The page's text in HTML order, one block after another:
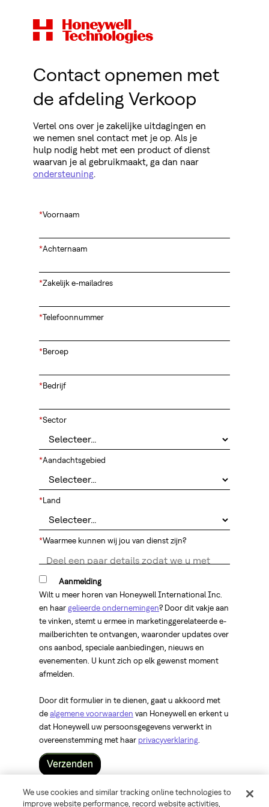
Contact opnemen met
de afdeling Verkoop
Vertel ons over je zakelijke uitdagingen en
we nemen snel contact met je op. Als je
hulp nodig hebt met een product of dienst
waarvan je al gebruikmaakt, ga dan naar
ondersteuning.
*Voornaam
*Achternaam
*Zakelijk e-mailadres
*Telefoonnummer
*Beroep
*Bedrijf
*Sector
*Aandachtsgebied
*Land
*Waarmee kunnen wij jou van dienst zijn?
Aanmelding
Wilt u meer horen van Honeywell International Inc.
en haar gelieerde ondernemingen? Door dit vakje aan
te vinken, stemt u ermee in marketinggerelateerde e-
mailberichten te ontvangen, waaronder updates over
ons aanbod, speciale aanbiedingen, nieuws en
evenementen. U kunt zich op elk gewenst moment
afmelden.
Door dit formulier in te dienen, gaat u akkoord met
de algemene voorwaarden van Honeywell en erkent u
dat Honeywell uw persoonsgegevens verwerkt in
overeenstemming met haar privacyverklaring
Verzenden
2026 Honeywell International Inc.
We use cookies and similar tracking online technologies to
improve website performance, record website activities,